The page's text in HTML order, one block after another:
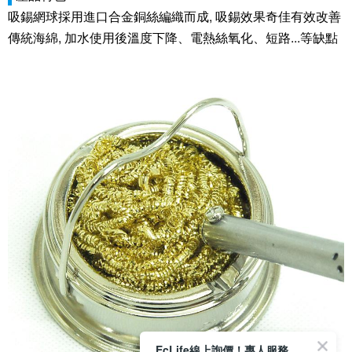
吸錫網球採用進口合金銅絲編織而成, 吸錫效果奇佳有效改善
傳統海綿, 加水使用後溫度下降、電熱絲氧化、短路...等缺點